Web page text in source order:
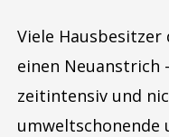
Viele
einen Neuanstrich
zeitintensiv und
umweltschonende